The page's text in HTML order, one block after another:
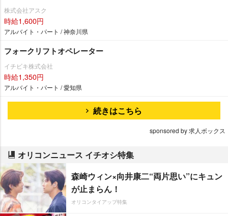
株式会社アスク
時給1,600円
アルバイト・パート / 神奈川県
フォークリフトオペレーター
イチビキ株式会社
時給1,350円
アルバイト・パート / 愛知県
続きはこちら
sponsored by 求人ボックス
オリコンニュース イチオシ特集
森崎ウィン×向井康二“両片思い”にキュン
が止まらん！
オリコンタイアップ特集